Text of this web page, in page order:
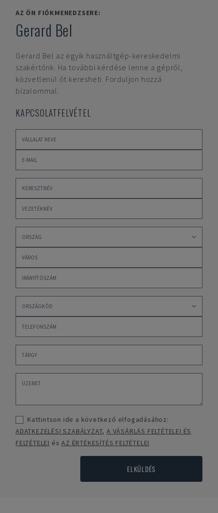
AZ ÖN FIÓKMENEDZSERE:
Gerard Bel
Gerard Bel az egyik használtgép-kereskedelmi
szakértőnk. Ha további kérdése lenne a gépről,
közvetlenül őt keresheti. Forduljon hozzá
bizalommal.
KAPCSOLATFELVÉTEL
Kattintson ide a következő elfogadásához:
ADATKEZELÉSI SZABÁLYZAT,A VÁSÁRLÁS FELTÉTELEI ÉS
FELTÉTELEI ésAZ ÉRTÉKESÍTÉS FELTÉTELEI
ELKÜLDÉS